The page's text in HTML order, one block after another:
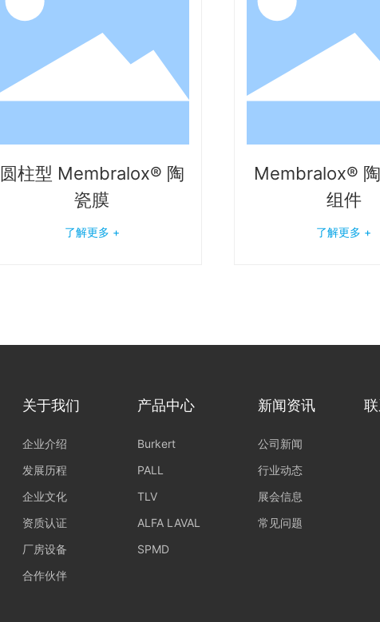
圆柱型 Membralox® 陶
瓷膜
了解更多 +
Membralox®
组件
了解更多 +
关于我们
企业介绍
发展历程
企业文化
资质认证
厂房设备
合作伙伴
产品中心
Burkert
PALL
TLV
ALFA LAVAL
SPMD
新闻资讯
公司新闻
行业动态
展会信息
常见问题